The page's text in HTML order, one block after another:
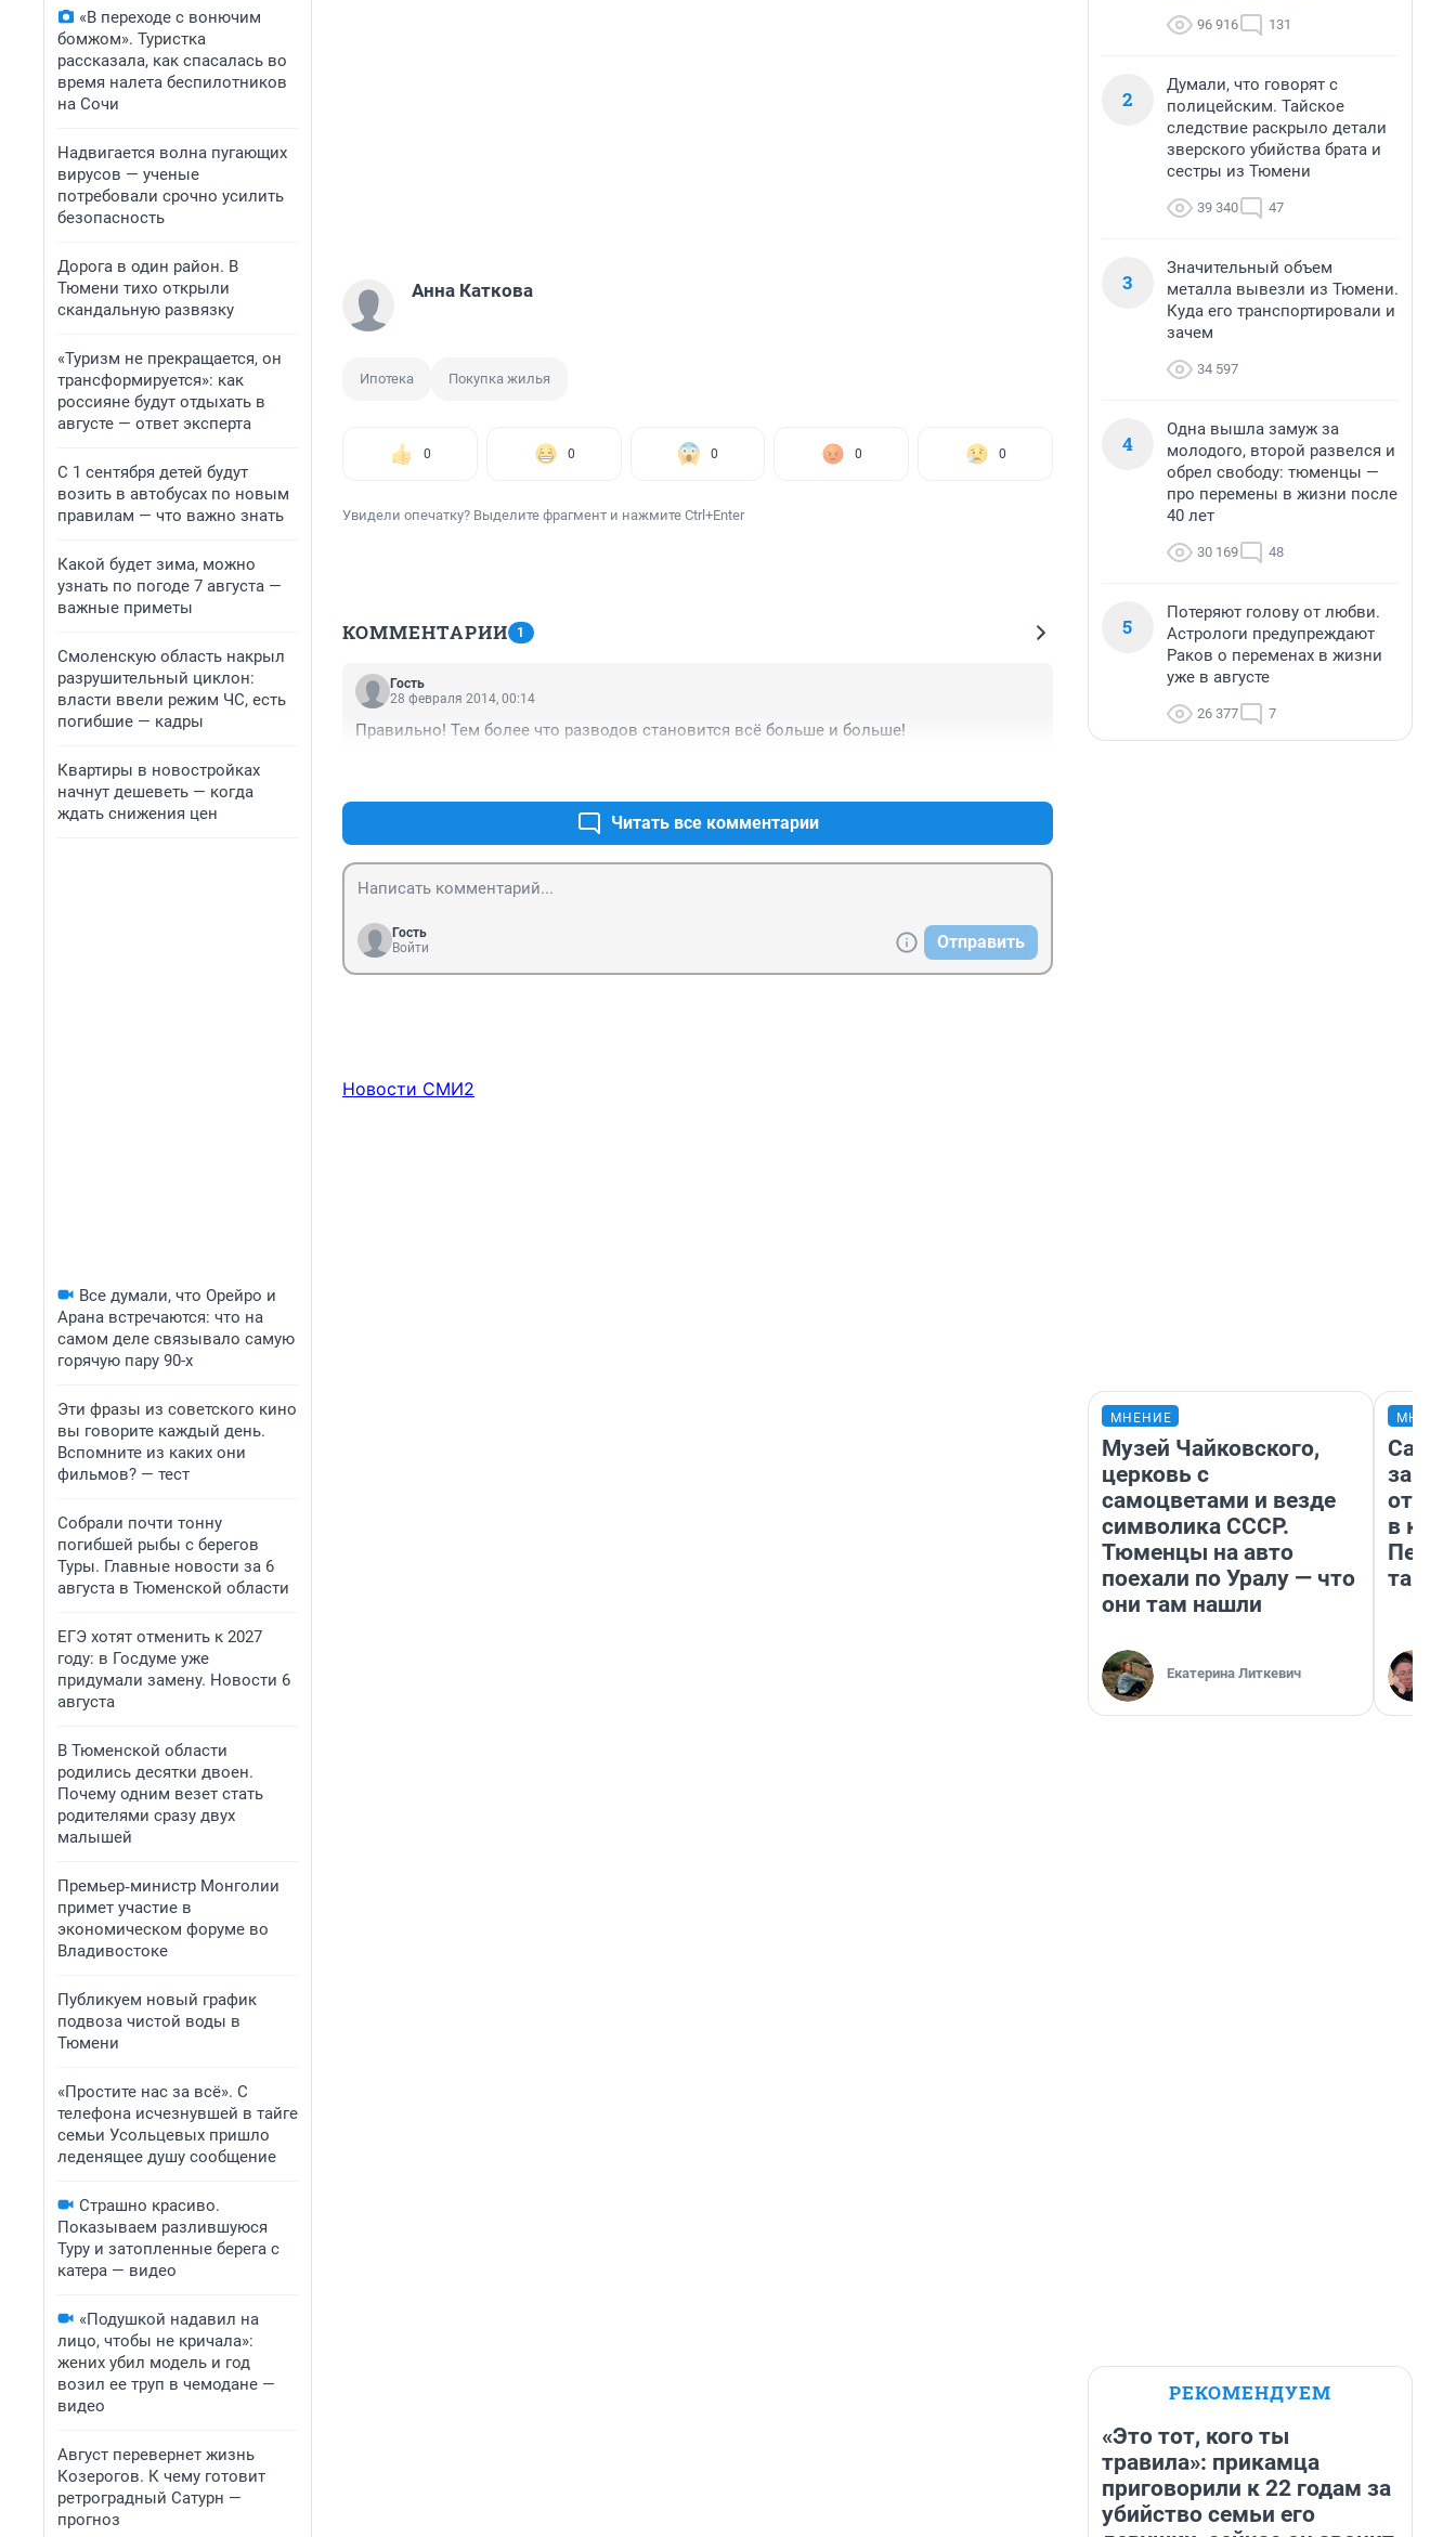
«В переходе с вонючим
бомжом». Туристка
рассказала, как спасалась во
время налета беспилотников
на Сочи
Надвигается волна пугающих
вирусов — ученые
потребовали срочно усилить
безопасность
Дорога в один район. В
Тюмени тихо открыли
скандальную развязку
«Туризм не прекращается, он
трансформируется»: как
россияне будут отдыхать в
августе — ответ эксперта
С 1 сентября детей будут
возить в автобусах по новым
правилам — что важно знать
Какой будет зима, можно
узнать по погоде 7 августа —
важные приметы
Смоленскую область накрыл
разрушительный циклон:
власти ввели режим ЧС, есть
погибшие — кадры
Квартиры в новостройках
начнут дешеветь — когда
ждать снижения цен
Все думали, что Орейро и
Арана встречаются: что на
самом деле связывало самую
горячую пару 90-х
Эти фразы из советского кино
вы говорите каждый день.
Вспомните из каких они
фильмов? — тест
Собрали почти тонну
погибшей рыбы с берегов
Туры. Главные новости за 6
августа в Тюменской области
ЕГЭ хотят отменить к 2027
году: в Госдуме уже
придумали замену. Новости 6
августа
В Тюменской области
родились десятки двоен.
Почему одним везет стать
родителями сразу двух
малышей
Премьер‑министр Монголии
примет участие в
экономическом форуме во
Владивостоке
Публикуем новый график
подвоза чистой воды в
Тюмени
«Простите нас за всё». С
телефона исчезнувшей в тайге
семьи Усольцевых пришло
леденящее душу сообщение
Страшно красиво.
Показываем разлившуюся
Туру и затопленные берега с
катера — видео
«Подушкой надавил на
лицо, чтобы не кричала»:
жених убил модель и год
возил ее труп в чемодане —
видео
Август перевернет жизнь
Козерогов. К чему готовит
ретроградный Сатурн —
прогноз
Анна Каткова
Ипотека Покупка жилья
0 0 0 0 0
Увидели опечатку? Выделите фрагмент и нажмите Ctrl+Enter
КОММЕНТАРИИ 1
Гость
28 февраля 2014, 00:14
Правильно! Тем более что разводов становится всё больше и больше!
Читать все комментарии
Гость
Войти
Отправить
Новости СМИ2
96 916 131
2
Думали, что говорят с
полицейским. Тайское
следствие раскрыло детали
зверского убийства брата и
сестры из Тюмени
39 340 47
3
Значительный объем
металла вывезли из Тюмени.
Куда его транспортировали и
зачем
34 597
4
Одна вышла замуж за
молодого, второй развелся и
обрел свободу: тюменцы —
про перемены в жизни после
40 лет
30 169 48
5
Потеряют голову от любви.
Астрологи предупреждают
Раков о переменах в жизни
уже в августе
26 377 7
МНЕНИЕ
Музей Чайковского,
церковь с
самоцветами и везде
символика СССР.
Тюменцы на авто
поехали по Уралу — что
они там нашли
Екатерина Литкевич
в
там
РЕКОМЕНДУЕМ
«Это тот, кого ты
травила»: прикамца
приговорили к 22 годам за
убийство семьи его